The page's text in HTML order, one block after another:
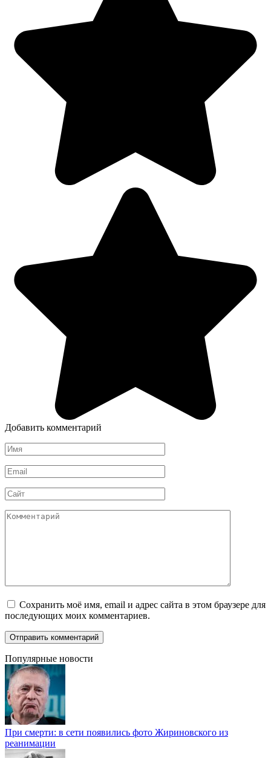
Добавить комментарий
Имя
*
Email
*
Сайт
Комментарий
Сохранить моё имя, email и адрес сайта в этом браузере для
последующих моих комментариев.
Популярные новости
При смерти: в сети появились фото Жириновского из
реанимации